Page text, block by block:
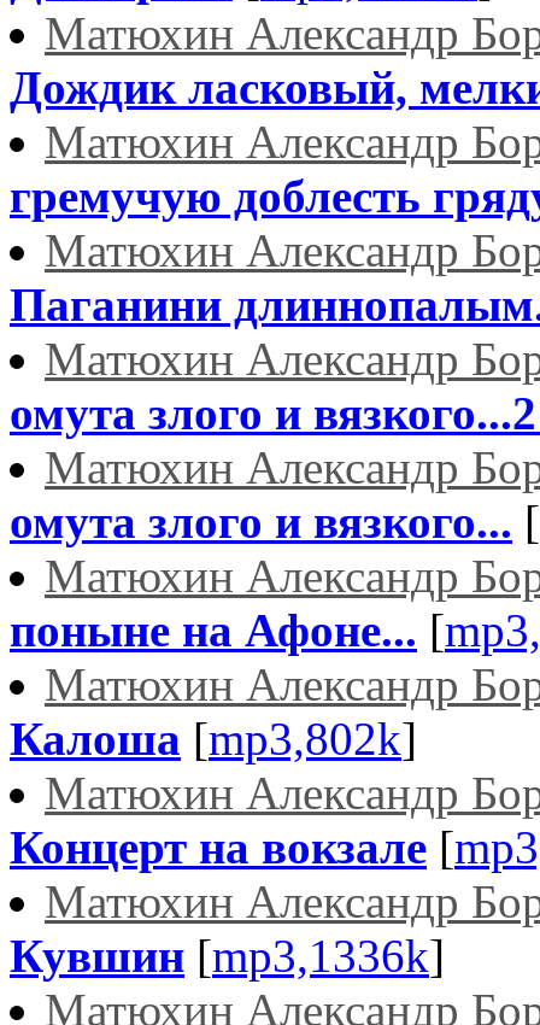
Матюхин Александр
Дождик ласковый,
Матюхин Александр
гремучую доблесть
Матюхин Александр
Паганини
Матюхин Александр
омута злого и
Матюхин Александр
омута злого и вязкого... [
Матюхин Александр
поныне на Афоне... [
Матюхин Александр
Калоша [mp3,802k]
Матюхин Александр
Концерт на вокзале [
Матюхин Александр
Кувшин [mp3,1336k]
Матюхин Александр